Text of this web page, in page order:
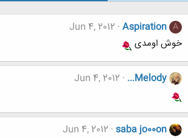
A
Aspiration
Jun 4, 2012
خوش اومدی
...Melody
Jun 4, 2012
saba jo00on
Jun 4, 2012